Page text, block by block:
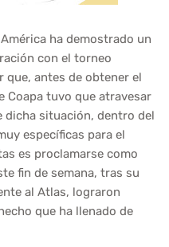
ha demostrado un
con el torneo
antes de obtener el
Coapa tuvo que atravesar
dicha situación, dentro del
específicas para el
es proclamarse como
fin de semana, tras su
al Atlas, lograron
que ha llenado de